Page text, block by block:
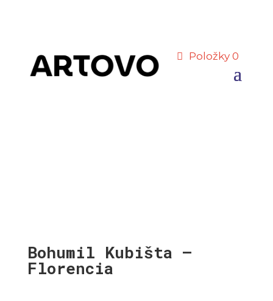
Položky 0
Bohumil Kubišta –
Florencia